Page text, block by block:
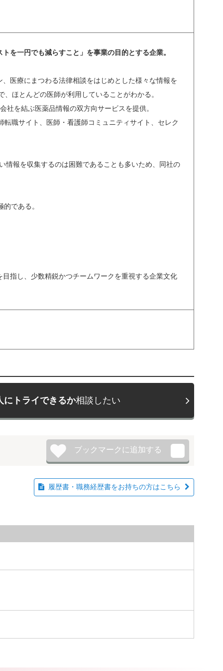
を一円でも減らすこと」を事業の目的とする企業。
医療にまつわる法律相談をはじめとした様々な情報を
ほとんどの医師が利用していることがわかる。
を結ぶ医薬品情報の双方向サービスを提供。
職サイト、医師・看護師コミュニティサイト、セレク
情報を収集するのは困難であることも多いため、同社の
である。
指し、少数精鋭かつチームワークを重視する企業文化
にトライできるか相談したい
履歴書・職務経歴書をお持ちの方はこちら